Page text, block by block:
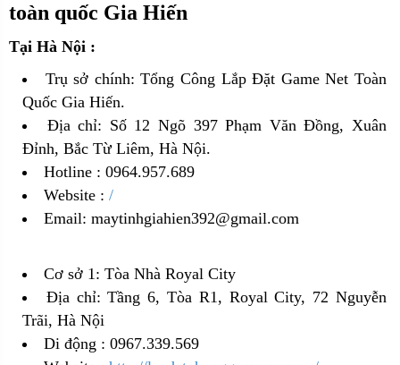
toàn quốc Gia Hiến
Tại Hà Nội :
Trụ sở chính: Tổng Công Lắp Đặt Game Net Toàn
Quốc Gia Hiến.
Địa chỉ: Số 12 Ngõ 397 Phạm Văn Đồng, Xuân
Đỉnh, Bắc Từ Liêm, Hà Nội.
Hotline : 0964.957.689
Website : /
Email: maytinhgiahien392@gmail.com
Cơ sở 1: Tòa Nhà Royal City
Địa chỉ: Tầng 6, Tòa R1, Royal City, 72 Nguyễn
Trãi, Hà Nội
Di động : 0967.339.569